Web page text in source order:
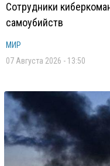
Сотрудники
самоубийств
МИР
07 Августа 2026 - 13:50